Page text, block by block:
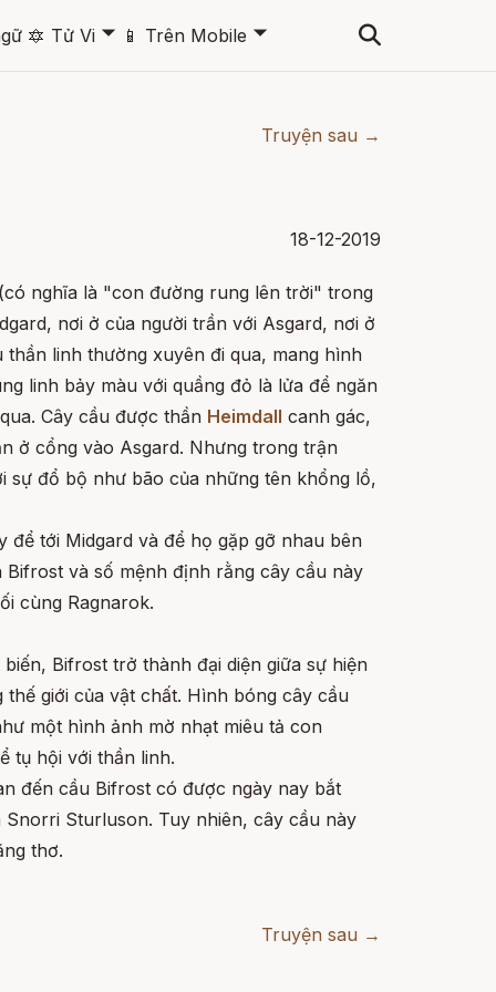
🔯 Tử Vi 🞃 📱 Trên Mobile 🞃
Truyện sau →
18-12-2019
nghĩa là "con đường rung lên trời" trong
nơi ở của người trần với Asgard, nơi ở
linh thường xuyên đi qua, mang hình
linh bảy màu với quầng đỏ là lửa để ngăn
Cây cầu được thần Heimdall canh gác,
ở cổng vào Asgard. Nhưng trong trận
sự đổ bộ như bão của những tên khổng lồ,
để tới Midgard và để họ gặp gỡ nhau bên
Bifrost và số mệnh định rằng cây cầu này
cùng Ragnarok.
Bifrost trở thành đại diện giữa sự hiện
giới của vật chất. Hình bóng cây cầu
một hình ảnh mờ nhạt miêu tả con
tụ hội với thần linh.
đến cầu Bifrost có được ngày nay bắt
Sturluson. Tuy nhiên, cây cầu này
thơ.
Truyện sau →